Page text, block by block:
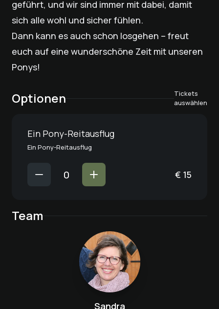
geführt, und wir sind immer mit dabei, damit
sich alle wohl und sicher fühlen.
Dann kann es auch schon losgehen – freut
euch auf eine wunderschöne Zeit mit unseren
Ponys!
Optionen
Tickets
auswählen
Ein Pony-Reitausflug
Ein Pony-Reitausflug
€ 15
Team
Sandra